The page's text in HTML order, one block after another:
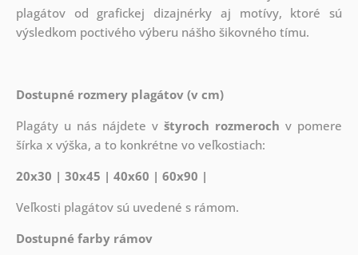
plagátov od grafickej dizajnérky aj motívy, ktoré sú
výsledkom poctivého výberu nášho šikovného tímu.
Dostupné rozmery plagátov (v cm)
Plagáty u nás nájdete vštyroch rozmeroch v pomere
šírka x výška, a to konkrétne vo veľkostiach:
20x30 | 30x45 | 40x60 | 60x90 |
Veľkosti plagátov sú uvedené s rámom.
Dostupné farby rámov